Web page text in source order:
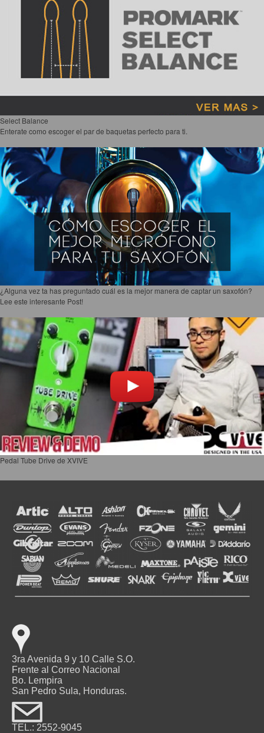
Select Balance
Enterate como escoger el par de baquetas perfecto para ti.
¿Alguna vez ta has preguntado cuál es la mejor manera de captar un saxofón?
Lee este interesante Post!
Pedal Tube Drive de XVIVE
3ra Avenida 9 y 10 Calle S.O.
Frente al Correo Nacional
Bo. Lempira
San Pedro Sula, Honduras.
TEL.: 2552-9045